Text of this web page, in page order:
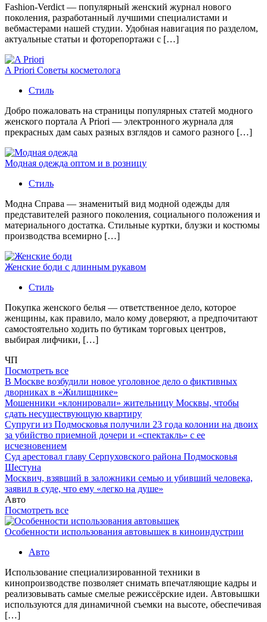
Fashion-Verdict — популярный женский журнал нового
поколения, разработанный лучшими специалистами и
вебмастерами нашей студии. Удобная навигация по разделом,
актуальные статьи и фоторепортажи с […]
A Priori Советы косметолога
Стиль
Добро пожаловать на страницы популярных статей модного
женского портала A Priori — электронного журнала для
прекрасных дам саых разных взглядов и самого разного […]
Модная одежда оптом и в розницу
Стиль
Модна Справа — знаменитый вид модной одежды для
представителей разного поколения, социального положения и
материального достатка. Стильные куртки, блузки и костюмы
производства всемирно […]
Женские боди с длинным рукавом
Стиль
Покупка женского белья — ответственное дело, которое
женщины, как правило, мало кому доверяют, а предпочитают
самостоятельно ходить по бутикам торговых центров,
выбирая лифчики, […]
ЧП
Посмотреть все
В Москве возбудили новое уголовное дело о фиктивных
дворниках в «Жилищнике»
Мошенники «клонировали» жительницу Москвы, чтобы
сдать несуществующую квартиру
Супруги из Подмосковья получили 23 года колонии на двоих
за убийство приемной дочери и «спектакль» с ее
исчезновением
Суд арестовал главу Серпуховского района Подмосковья
Шестуна
Москвич, взявший в заложники семью и убивший человека,
заявил в суде, что ему «легко на душе»
Авто
Посмотреть все
Особенности использования автовышек в киноиндустрии
Авто
Использование специализированной техники в
кинопроизводстве позволяет снимать впечатляющие кадры и
реализовывать самые смелые режиссёрские идеи. Автовышки
используются для динамичной съемки на высоте, обеспечивая
[…]